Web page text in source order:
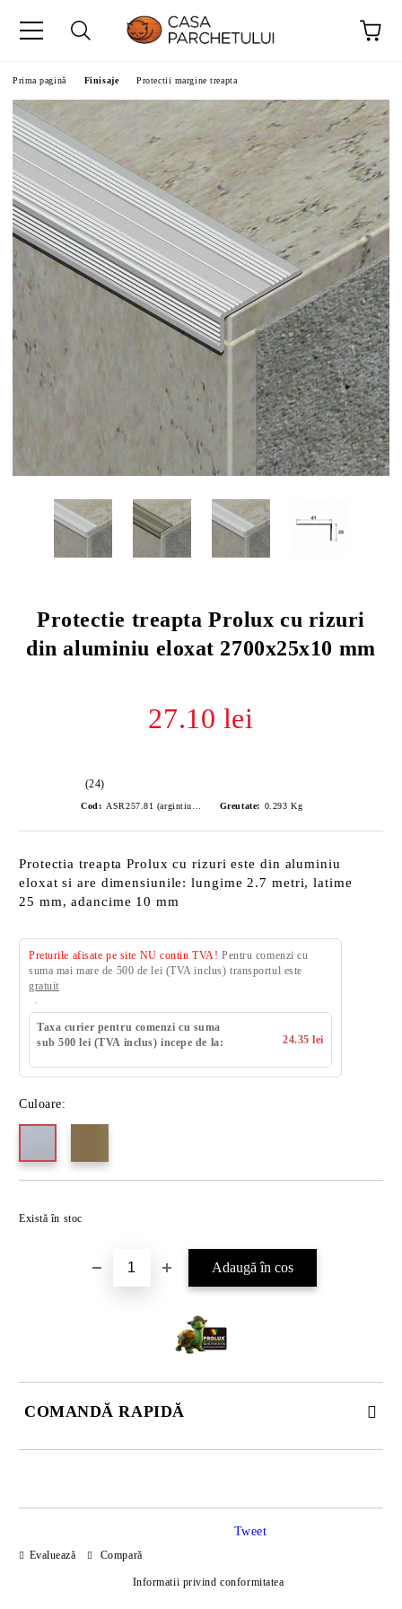
Prima pagină Finisaje Protectii margine treapta
Protectie treapta Prolux cu rizuri
din aluminiu eloxat 2700x25x10 mm
27.10 lei
(24)
Cod: Greutate: 0.293 Kg
Protectia treapta Prolux cu rizuri este din aluminiu
eloxat si are dimensiunile: lungime 2.7 metri, latime
25 mm, adancime 10 mm
Preturile afisate pe site NU contin TVA! Pentru comenzi cu
suma mai mare de 500 de lei (TVA inclus) transportul este
gratuit
Taxa curier pentru comenzi cu suma
sub 500 lei (TVA inclus) incepe de la:
24.35 lei
Culoare:
Există în stoc
COMANDĂ RAPIDĂ
Evaluează Compară
Informatii privind conformitatea
Tweet